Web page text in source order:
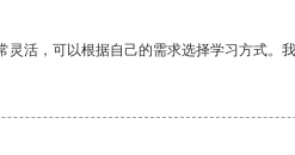
灵活，可以根据自己的需求选择学习方式。